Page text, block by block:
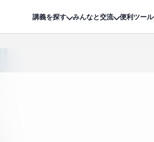
講義を探す みんなと交流 便利ツール